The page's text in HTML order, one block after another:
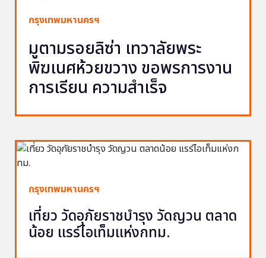
กรุงเทพมหานครฯ
มูตามรอยลิซ่า เทวาลัยพระ
พิฆเนศห้วยขวาง ขอพรการงาน
การเรียน ความสำเร็จ
กรุงเทพมหานครฯ
เที่ยว วัดอุภัยราชบำรุง วัดญวน ตลาด
น้อย แรร์ไอเท็มแห่งกทม.